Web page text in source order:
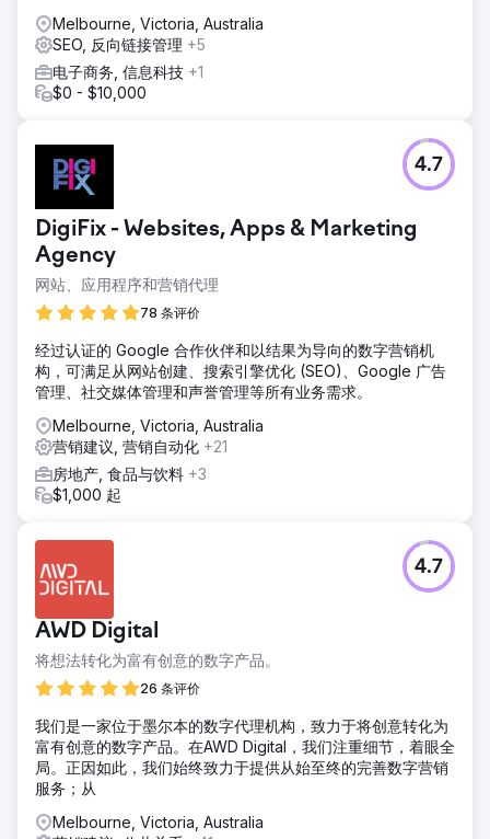
Melbourne, Victoria, Australia
SEO, 反向链接管理 +5
电子商务, 信息科技 +1
$0 - $10,000
DigiFix - Websites, Apps & Marketing
Agency
网站、应用程序和营销代理
78 条评价
4.7
经过认证的 Google 合作伙伴和以结果为导向的数字营销机
构，可满足从网站创建、搜索引擎优化 (SEO)、Google 广告
管理、社交媒体管理和声誉管理等所有业务需求。
Melbourne, Victoria, Australia
营销建议, 营销自动化 +21
房地产, 食品与饮料 +3
$1,000 起
AWD Digital
将想法转化为富有创意的数字产品。
26 条评价
4.7
我们是一家位于墨尔本的数字代理机构，致力于将创意转化为
富有创意的数字产品。在AWD Digital，我们注重细节，着眼全
局。正因如此，我们始终致力于提供从始至终的完善数字营销
服务；从
Melbourne, Victoria, Australia